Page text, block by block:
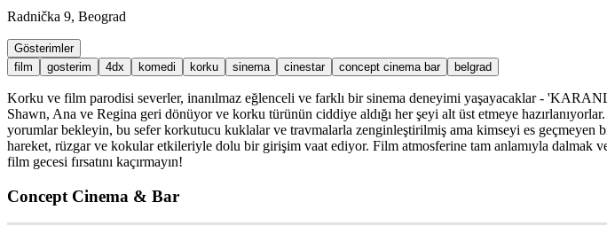
Radnička 9, Beograd
Gösterimler
film
gosterim 4dx komedi korku sinema cinestar concept cinema bar belgrad
Korku ve film parodisi severler, inanılmaz eğlenceli ve farklı bir sinema deneyimi yaşayacaklar -
Shawn, Ana ve Regina geri dönüyor ve korku türünün ciddiye aldığı her şeyi alt üst etmeye
yorumlar bekleyin, bu sefer korkutucu kuklalar ve travmalarla zenginleştirilmiş ama kimseyi es
hareket, rüzgar ve kokular etkileriyle dolu bir girişim vaat ediyor. Film atmosferine tam anlamıyla dalmak
film gecesi fırsatını kaçırmayın!
Concept Cinema & Bar